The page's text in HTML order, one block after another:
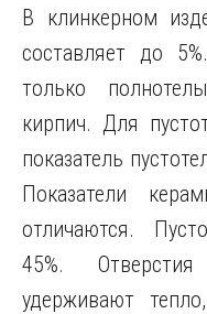
В клинкерном
составляет до
только
кирпич. Для
показатель
Показатели
отличаются.
45%.
удерживают